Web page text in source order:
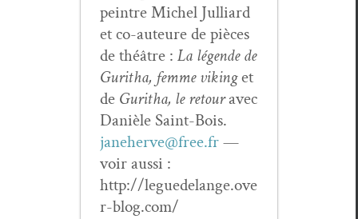
pein­tre Michel Jul­liard
et co-auteure de pièces
de théâtre : La légende de
Guritha, femme vikinget
de Guritha, le retouravec
Danièle Saint-Bois.
janeherve@free.fr—
voir aus­si :
http://leguedelange.ove
r-blog.com/